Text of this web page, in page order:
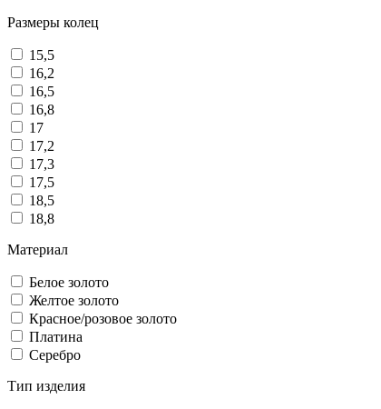
Размеры колец
15,5
16,2
16,5
16,8
17
17,2
17,3
17,5
18,5
18,8
Материал
Белое золото
Желтое золото
Красное/розовое золото
Платина
Серебро
Тип изделия